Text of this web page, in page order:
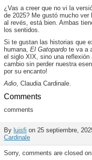
¿Vas a creer que no vi la
de 2025? Me gustó mucho
al revés, está bien. Ambas
los sentidos.
Si te gustan las historias que
humana, El Gatopardo te va a
el siglo XIX, sino una reflexión
cambio sin perder nuestra
por su encanto!
Adio , Claudia Cardinale.
Comments
comments
By luisfi on 25 septiembre,
Cardinale
Sorry, comments are closed